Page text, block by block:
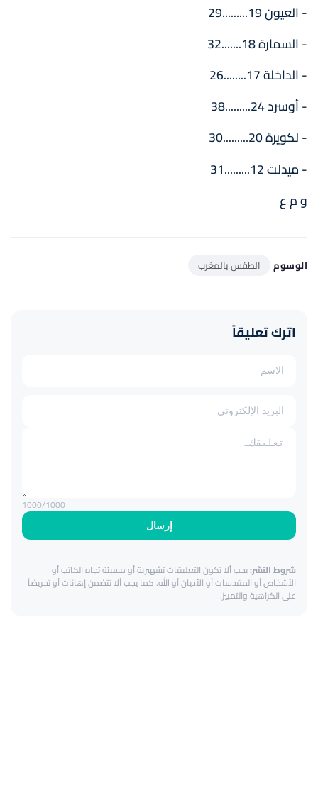
- العيون 19.........29
- السمارة 18.......32
- الداخلة 17........26
- أوسرد 24.........38
- لكويرة 20.........30
- ميدلت 12.........31
و م ع
الوسوم الطقس بالمغرب
اترك تعليقاً
إرسال
1000/1000
شروط النشر:يجب ألا تكون التعليقات تشهيرية أو مسيئة تجاه الكاتب أو
الأشخاص أو المقدسات أو الأديان أو الله. كما يجب ألا تتضمن إهانات أو تحريضاً
على الكراهية والتمييز.